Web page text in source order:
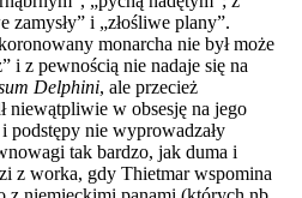
zamysły” i „złośliwe plany”.
monarcha nie był może
i z pewnością nie nadaje się na
Delphini, ale przecież
niewątpliwie w obsesję na jego
podstępy nie wyprowadzały
tak bardzo, jak duma i
z worka, gdy Thietmar wspomina